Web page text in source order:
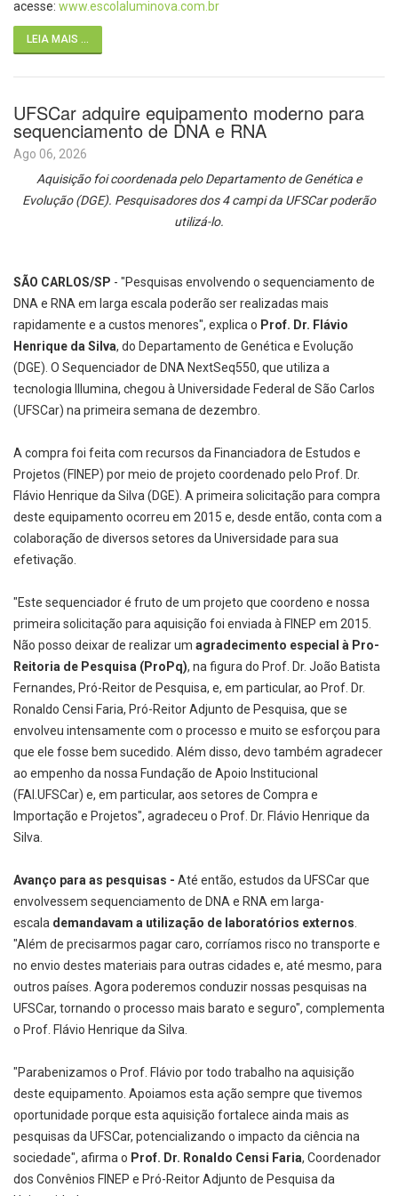
acesse: www.escolaluminova.com.br
LEIA MAIS ...
UFSCar adquire equipamento moderno para
sequenciamento de DNA e RNA
Ago 06, 2026
Aquisição foi coordenada pelo Departamento de Genética e
Evolução (DGE). Pesquisadores dos 4 campi da UFSCar poderão
utilizá-lo.
SÃO CARLOS/SP - "Pesquisas envolvendo o sequenciamento de
DNA e RNA em larga escala poderão ser realizadas mais
rapidamente e a custos menores", explica o Prof. Dr. Flávio
Henrique da Silva, do Departamento de Genética e Evolução
(DGE). O Sequenciador de DNA NextSeq550, que utiliza a
tecnologia Illumina, chegou à Universidade Federal de São Carlos
(UFSCar) na primeira semana de dezembro.
A compra foi feita com recursos da Financiadora de Estudos e
Projetos (FINEP) por meio de projeto coordenado pelo Prof. Dr.
Flávio Henrique da Silva (DGE). A primeira solicitação para compra
deste equipamento ocorreu em 2015 e, desde então, conta com a
colaboração de diversos setores da Universidade para sua
efetivação.
"Este sequenciador é fruto de um projeto que coordeno e nossa
primeira solicitação para aquisição foi enviada à FINEP em 2015.
Não posso deixar de realizar um agradecimento especial à Pro-
Reitoria de Pesquisa (ProPq), na figura do Prof. Dr. João Batista
Fernandes, Pró-Reitor de Pesquisa, e, em particular, ao Prof. Dr.
Ronaldo Censi Faria, Pró-Reitor Adjunto de Pesquisa, que se
envolveu intensamente com o processo e muito se esforçou para
que ele fosse bem sucedido. Além disso, devo também agradecer
ao empenho da nossa Fundação de Apoio Institucional
(FAI.UFSCar) e, em particular, aos setores de Compra e
Importação e Projetos", agradeceu o Prof. Dr. Flávio Henrique da
Silva.
Avanço para as pesquisas - Até então, estudos da UFSCar que
envolvessem sequenciamento de DNA e RNA em larga-
escala demandavam a utilização de laboratórios externos
"Além de precisarmos pagar caro, corríamos risco no transporte e
no envio destes materiais para outras cidades e, até mesmo, para
outros países. Agora poderemos conduzir nossas pesquisas na
UFSCar, tornando o processo mais barato e seguro", complementa
o Prof. Flávio Henrique da Silva.
"Parabenizamos o Prof. Flávio por todo trabalho na aquisição
deste equipamento. Apoiamos esta ação sempre que tivemos
oportunidade porque esta aquisição fortalece ainda mais as
pesquisas da UFSCar, potencializando o impacto da ciência na
sociedade", afirma o Prof. Dr. Ronaldo Censi Faria, Coordenador
dos Convênios FINEP e Pró-Reitor Adjunto de Pesquisa da